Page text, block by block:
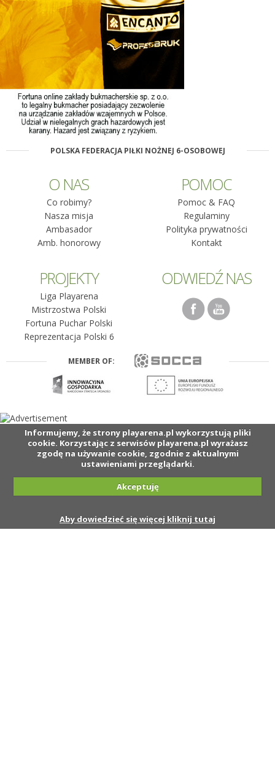
POLSKA FEDERACJA PIŁKI NOŻNEJ 6-OSOBOWEJ
O NAS
Co robimy?
Nasza misja
Ambasador
Amb. honorowy
POMOC
Pomoc & FAQ
Regulaminy
Polityka prywatności
Kontakt
PROJEKTY
Liga Playarena
Mistrzostwa Polski
Fortuna Puchar Polski
Reprezentacja Polski 6
ODWIEDŹ NAS
MEMBER OF:
Informujemy, że strony playarena.pl wykorzystują pliki
cookie. Korzystając z serwisów playarena.pl wyrażasz
zgodę na używanie cookie, zgodnie z aktualnymi
ustawieniami przeglądarki.
Akceptuję
Aby dowiedzieć się więcej kliknij tutaj